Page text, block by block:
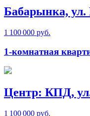
Бабарынка,
1 100 000 руб.
1-комнатная
Центр: КПД, ул.
1 100 000 руб.